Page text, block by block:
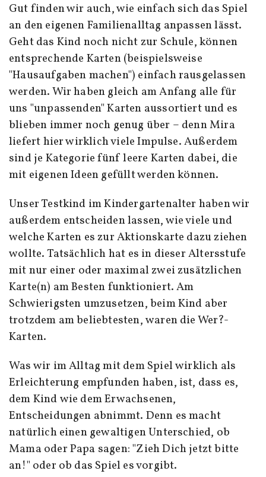
Gut finden wir auch, wie einfach sich das Spiel
an den eigenen Familienalltag anpassen lässt.
Geht das Kind noch nicht zur Schule, können
entsprechende Karten (beispielsweise
"Hausaufgaben machen") einfach rausgelassen
werden. Wir haben gleich am Anfang alle für
uns "unpassenden" Karten aussortiert und es
blieben immer noch genug über – denn Mira
liefert hier wirklich viele Impulse. Außerdem
sind je Kategorie fünf leere Karten dabei, die
mit eigenen Ideen gefüllt werden können.
Unser Testkind im Kindergartenalter haben wir
außerdem entscheiden lassen, wie viele und
welche Karten es zur Aktionskarte dazu ziehen
wollte. Tatsächlich hat es in dieser Altersstufe
mit nur einer oder maximal zwei zusätzlichen
Karte(n) am Besten funktioniert. Am
Schwierigsten umzusetzen, beim Kind aber
trotzdem am beliebtesten, waren die Wer?-
Karten.
Was wir im Alltag mit dem Spiel wirklich als
Erleichterung empfunden haben, ist, dass es,
dem Kind wie dem Erwachsenen,
Entscheidungen abnimmt. Denn es macht
natürlich einen gewaltigen Unterschied, ob
Mama oder Papa sagen: "Zieh Dich jetzt bitte
an!" oder ob das Spiel es vorgibt.